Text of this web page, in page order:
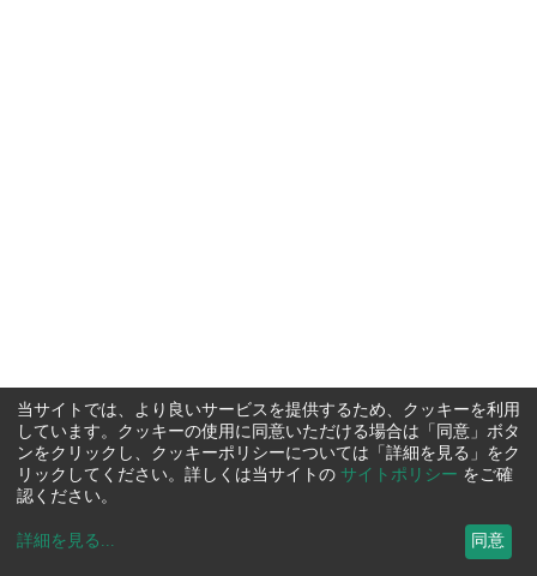
当サイトでは、より良いサービスを提供するため、クッキーを利用
しています。クッキーの使用に同意いただける場合は「同意」ボタ
ンをクリックし、クッキーポリシーについては「詳細を見る」をク
リックしてください。詳しくは当サイトの サイトポリシー をご確
認ください。
詳細を見る ... 同意